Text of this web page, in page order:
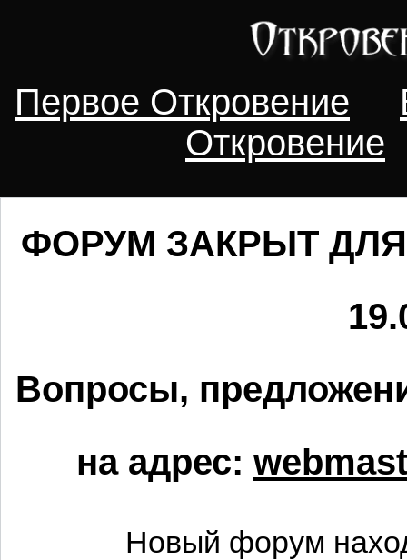
Первое Откровение
Откровение
ФОРУМ ЗАКРЫТ
Вопросы,
на адрес:
Новый форум